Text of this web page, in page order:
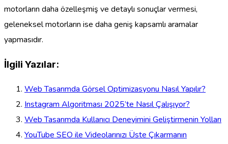
motorların daha özelleşmiş ve detaylı sonuçlar vermesi,
geleneksel motorların ise daha geniş kapsamlı aramalar
yapmasıdır.
İlgili Yazılar:
Web Tasarımda Görsel Optimizasyonu Nasıl Yapılır?
Instagram Algoritması 2025’te Nasıl Çalışıyor?
Web Tasarımda Kullanıcı Deneyimini Geliştirmenin Yolları
YouTube SEO ile Videolarınızı Üste Çıkarmanın